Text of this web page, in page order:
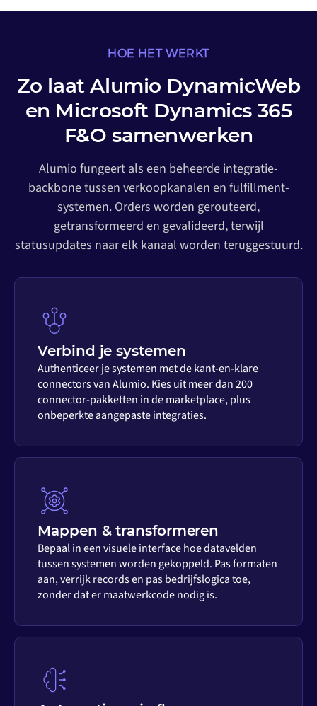
HOE HET WERKT
Zo laat Alumio DynamicWeb
en Microsoft Dynamics 365
F&O samenwerken
Alumio fungeert als een beheerde integratie-
backbone tussen verkoopkanalen en fulfillment-
systemen. Orders worden gerouteerd,
getransformeerd en gevalideerd, terwijl
statusupdates naar elk kanaal worden teruggestuurd.
Verbind je systemen
Authenticeer je systemen met de kant-en-klare
connectors van Alumio. Kies uit meer dan 200
connector-pakketten in de marketplace, plus
onbeperkte aangepaste integraties.
Mappen & transformeren
Bepaal in een visuele interface hoe datavelden
tussen systemen worden gekoppeld. Pas formaten
aan, verrijk records en pas bedrijfslogica toe,
zonder dat er maatwerkcode nodig is.